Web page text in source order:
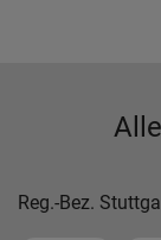
Reg.-Bez.